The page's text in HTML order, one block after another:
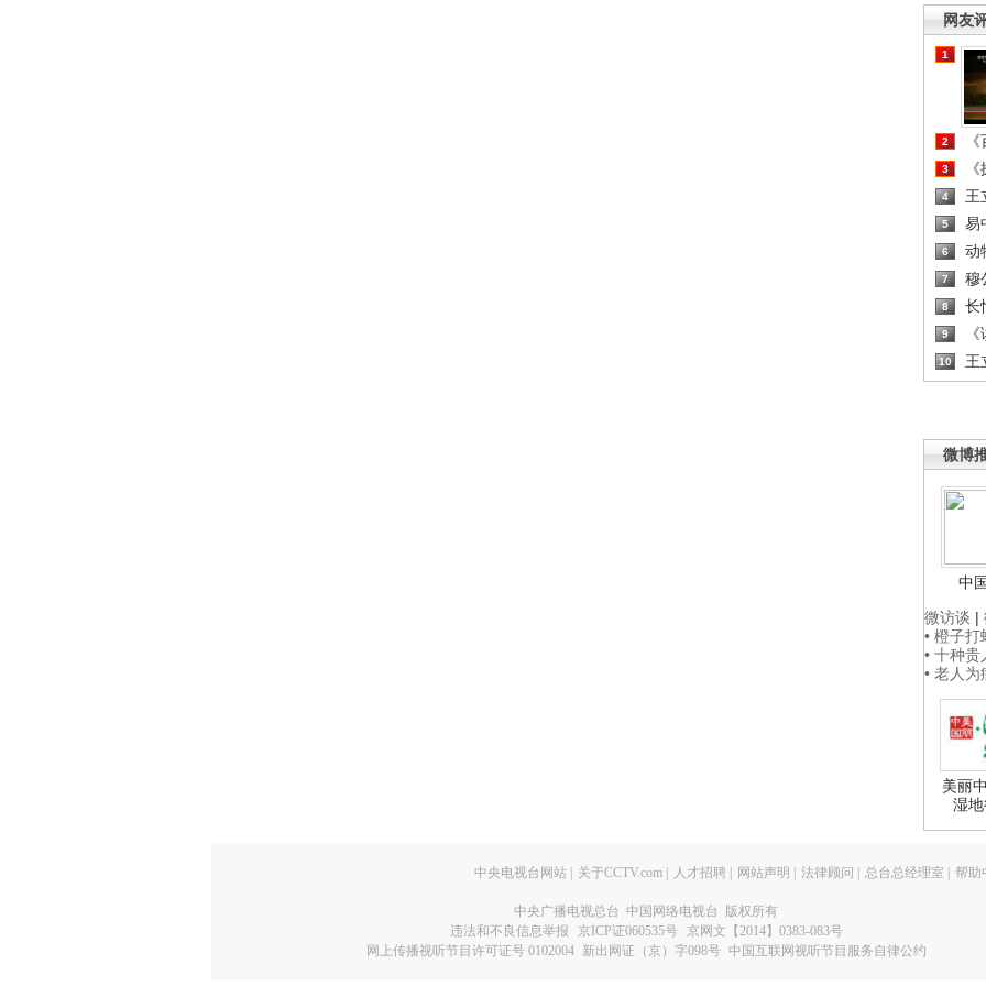
网友
1
2
3
4 王
5 易
6 动
7 穆
8 长
9
10 王
微博
中
微访谈 |
• 橙子
• 十种
• 老人
美丽
湿
中央电视台网站 关于CCTV.com 人才招聘 网站声明 法律顾问 总台总经理室 帮助
中央广播电视总台 中国网络电视台 版权所有
违法和不良信息举报
京ICP证060535号
京网文【2014】0383-083号
网上传播视听节目许可证号 0102004 新出网证（京）字098号 中国互联网视听节目服务自律公约